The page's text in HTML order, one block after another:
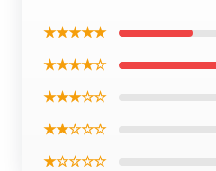
★★★★★
★★★★☆
★★★☆☆
★★☆☆☆
★☆☆☆☆